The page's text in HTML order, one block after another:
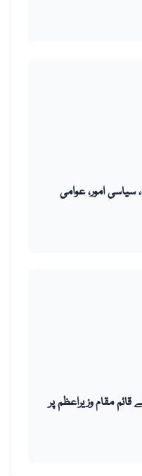
سیاسی امور، عوامی
مقام وزیراعظم پر